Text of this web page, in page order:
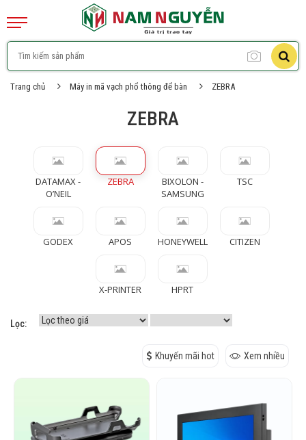
Trang chủ Máy in mã vạch phổ thông để bàn ZEBRA
ZEBRA
DATAMAX -
O’NEIL
ZEBRA
BIXOLON -
SAMSUNG
TSC
GODEX APOS HONEYWELL CITIZEN
X-PRINTER HPRT
Lọc:
Khuyến mãi hot Xem nhiều